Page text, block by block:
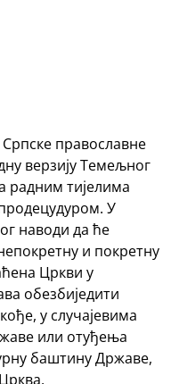
православне
верзију Темељног
радним тијелима
У
наводи да ће
и покретну
Цркви у
обезбиједити
у случајевима
или отуђења
баштину Државе,